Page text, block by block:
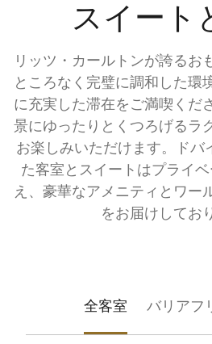
スイート
リッツ・カールトンが誇るお
ところなく完璧に調和した環
に充実した滞在をご満喫くだ
景にゆったりとくつろげるラ
お楽しみいただけます。ドバ
た客室とスイートはプライ
え、豪華なアメニティとワー
をお届けしてお
全客室 バリアフ